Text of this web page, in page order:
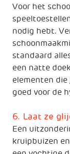
Voor het
nodig hebt.
standaard
een natte
elementen
goed voor de
6. Laat ze
Een
kruipbuizen